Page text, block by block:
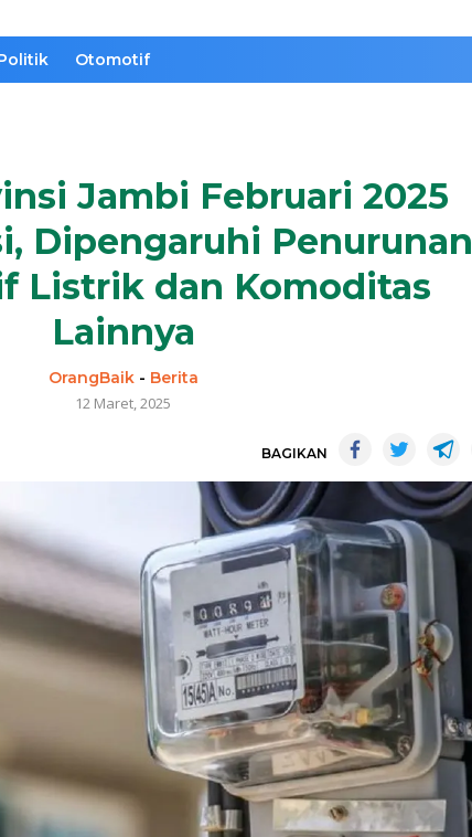
Otomotif
Jambi Februari 2025
Dipengaruhi Penurunan
Listrik dan Komoditas
Lainnya
OrangBaik- Berita
12 Maret, 2025
BAGIKAN